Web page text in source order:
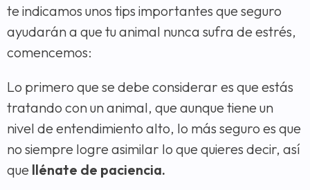
te indicamos unos tips importantes que seguro
ayudarán a que tu animal nunca sufra de estrés,
comencemos:
Lo primero que se debe considerar es que estás
tratando con un animal, que aunque tiene un
nivel de entendimiento alto, lo más seguro es que
no siempre logre asimilar lo que quieres decir, así
que llénate de paciencia.